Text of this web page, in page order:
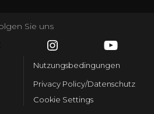
Sie uns
Nutzungsbedingungen
Privacy Policy/Datenschutz
Cookie Settings